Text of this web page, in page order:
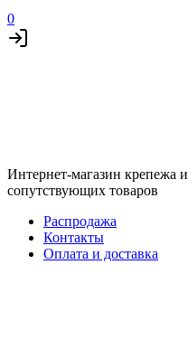
0
Интернет-магазин крепежа и
сопутствующих товаров
Распродажа
Контакты
Оплата и доставка